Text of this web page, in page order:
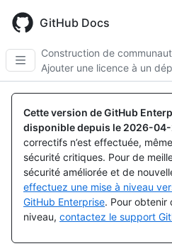
main
content
GitHub Docs
Construction de
Ajouter une licence à un
Cette version de GitHub
disponible depuis le 2026-
correctifs n’est effectuée,
sécurité critiques. Pour de
sécurité améliorée et de
effectuez une mise à niveau
GitHub Enterprise. Pour obtenir
niveau, contactez le support